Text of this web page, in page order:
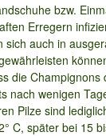
bzw.
Erregern
auch in
die
nach wenigen
Pilze sind
C, später bei 15